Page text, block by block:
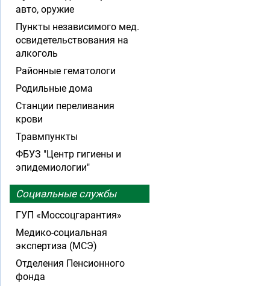
авто, оружие
Пункты независимого мед.
освидетельствования на
алкоголь
Районные гематологи
Родильные дома
Станции переливания
крови
Травмпункты
ФБУЗ "Центр гигиены и
эпидемиологии"
Социальные службы
ГУП «Моссоцгарантия»
Медико-социальная
экспертиза (МСЭ)
Отделения Пенсионного
фонда